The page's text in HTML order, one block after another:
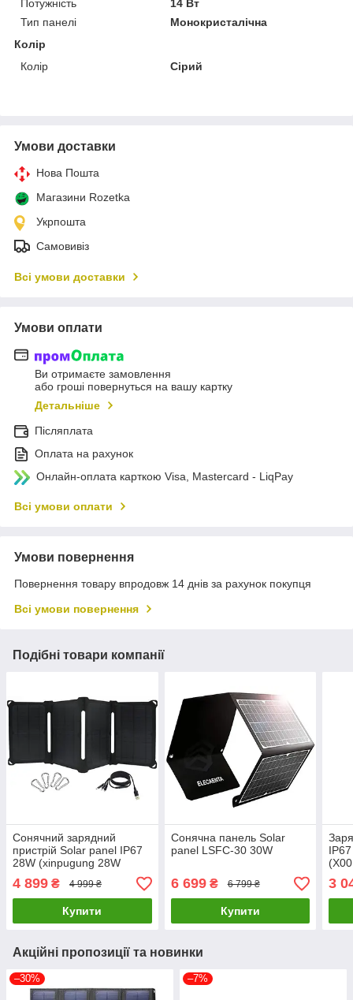
Потужність
14 Вт
Тип панелі
Монокристалічна
Колір
Колір
Сірий
Умови доставки
Нова Пошта
Магазини Rozetka
Укрпошта
Самовивіз
Всі умови доставки
Умови оплати
Ви отримаєте замовлення
або гроші повернуться на вашу картку
Детальніше
Післяплата
Оплата на рахунок
Онлайн-оплата карткою Visa, Mastercard - LiqPay
Всі умови оплати
Умови повернення
Повернення товару впродовж 14 днів за рахунок покупця
Всі умови повернення
Подібні товари компанії
Сонячний зарядний
пристрій Solar panel IP67
28W (xinpugung 28W
4 899 ₴ 4 999 ₴
Купити
Сонячна панель Solar
panel LSFC-30 30W
6 699₴ 6 799 ₴
Купити
3
Акційні пропозиції та новинки
–30% –7%